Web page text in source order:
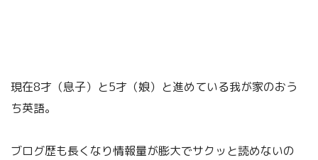
現在8才（息子）と5才（娘）と進めている我が家のおう
ち英語。
ブログ歴も長くなり情報量が膨大でサクッと読めないの